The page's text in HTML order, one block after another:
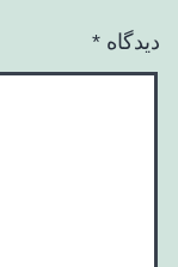
دیدگاه *